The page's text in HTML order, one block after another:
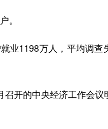
。
1198万人，平均调查
的中央经济工作会议